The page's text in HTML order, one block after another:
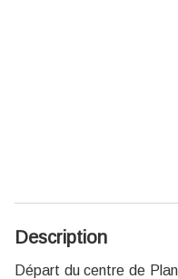
Description
Départ du centre de